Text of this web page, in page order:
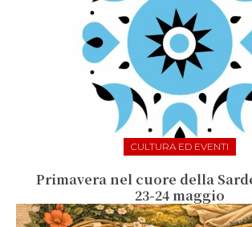
CULTURA ED EVENTI
Primavera nel cuore della
23-24 maggio